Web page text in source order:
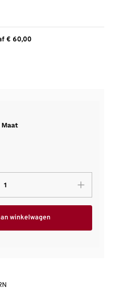
€ 60,00
Maat
winkelwagen